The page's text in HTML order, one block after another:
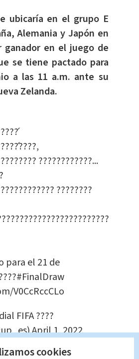
ubicaría en el grupo E
Alemania y Japón en
ganador en el juego de
se tiene pactado para
a las 11 a.m. ante su
Zelanda.
????????????...
????????
para el 21 de
#FinalDraw
V0CcRccCLo
FIFA ????
April 1, 2022
cookies